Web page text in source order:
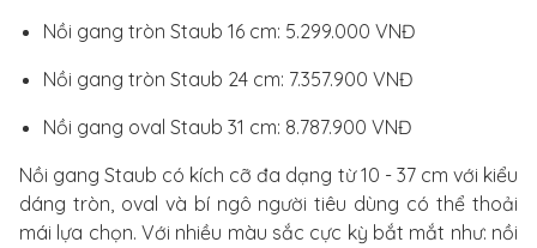
Nồi gang tròn Staub 16 cm: 5.299.000 VNĐ
Nồi gang tròn Staub 24 cm: 7.357.900 VNĐ
Nồi gang oval Staub 31 cm: 8.787.900 VNĐ
Nồi gang Staub có kích cỡ đa dạng từ 10 - 37 cm với kiểu
dáng tròn, oval và bí ngô người tiêu dùng có thể thoải
mái lựa chọn. Với nhiều màu sắc cực kỳ bắt mắt như: nồi